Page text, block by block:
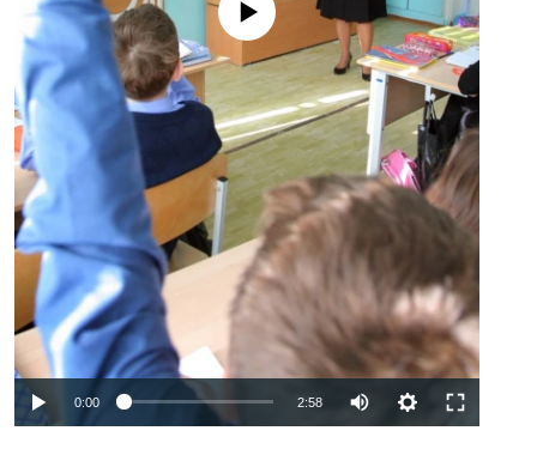
No media source currently available
0:00 2:58